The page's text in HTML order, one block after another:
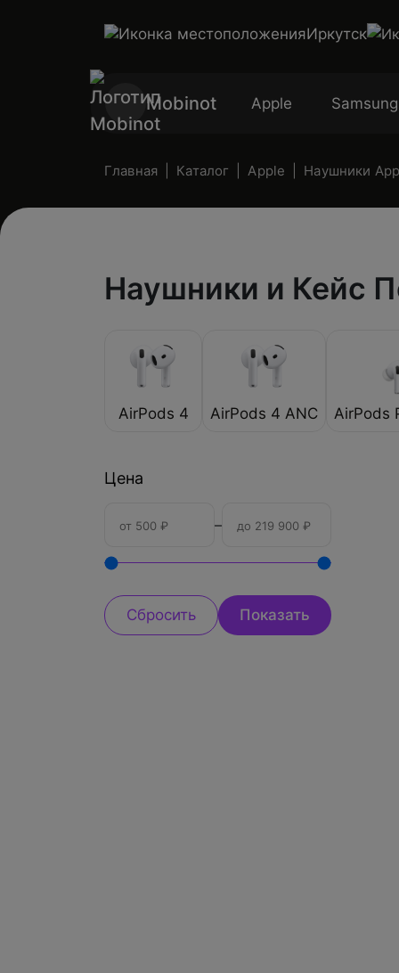
Иркутск
Mobinot Apple Samsung
Главная Каталог Apple Наушники
Наушники и Кейс
AirPods 4 AirPods 4 ANC AirPods
Цена
–